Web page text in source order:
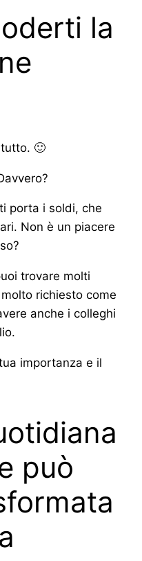
la
🙂
porta i soldi, che
Non è un piacere
trovare molti
richiesto come
anche i colleghi
importanza e il
può